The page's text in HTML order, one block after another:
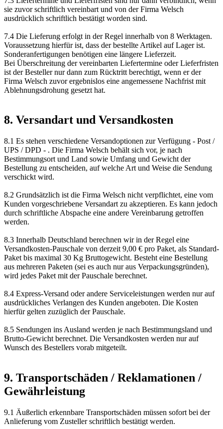
sie zuvor schriftlich vereinbart und von der Firma Welsch
ausdrücklich schriftlich bestätigt worden sind.
7.4 Die Lieferung erfolgt in der Regel innerhalb von 8 Werktagen.
Voraussetzung hierfür ist, dass der bestellte Artikel auf Lager ist.
Sonderanfertigungen benötigen eine längere Lieferzeit.
Bei Überschreitung der vereinbarten Liefertermine oder Lieferfristen
ist der Besteller nur dann zum Rücktritt berechtigt, wenn er der
Firma Welsch zuvor ergebnislos eine angemessene Nachfrist mit
Ablehnungsdrohung gesetzt hat.
8. Versandart und Versandkosten
8.1 Es stehen verschiedene Versandoptionen zur Verfügung - Post /
UPS / DPD - . Die Firma Welsch behält sich vor, je nach
Bestimmungsort und Land sowie Umfang und Gewicht der
Bestellung zu entscheiden, auf welche Art und Weise die Sendung
verschickt wird.
8.2 Grundsätzlich ist die Firma Welsch nicht verpflichtet, eine vom
Kunden vorgeschriebene Versandart zu akzeptieren. Es kann jedoch
durch schriftliche Abspache eine andere Vereinbarung getroffen
werden.
8.3 Innerhalb Deutschland berechnen wir in der Regel eine
Versandkosten-Pauschale von derzeit 9,00 € pro Paket, als Standard-
Paket bis maximal 30 Kg Bruttogewicht. Besteht eine Bestellung
aus mehreren Paketen (sei es auch nur aus Verpackungsgründen),
wird jedes Paket mit der Pauschale berechnet.
8.4 Express-Versand oder andere Serviceleistungen werden nur auf
ausdrückliches Verlangen des Kunden angeboten. Die Kosten
hierfür gelten zuzüglich der Pauschale.
8.5 Sendungen ins Ausland werden je nach Bestimmungsland und
Brutto-Gewicht berechnet. Die Versandkosten werden nur auf
Wunsch des Bestellers vorab mitgeteilt.
9. Transportschäden / Reklamationen /
Gewährleistung
9.1 Äußerlich erkennbare Transportschäden müssen sofort bei der
Anlieferung vom Zusteller schriftlich bestätigt werden.